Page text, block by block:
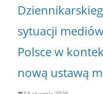
sytuacji
Polsce w
nową ustawą